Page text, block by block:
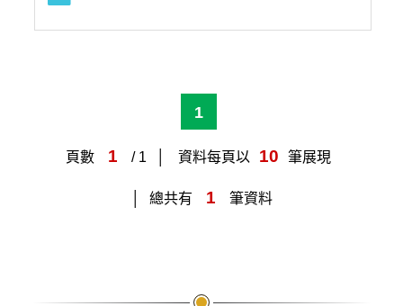
1
頁數 1 / 1 資料每頁以 10 筆展現
總共有 1 筆資料